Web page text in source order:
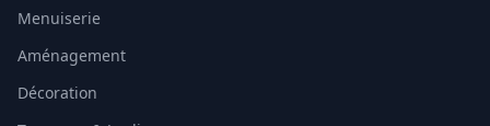
Menuiserie
Aménagement
Décoration